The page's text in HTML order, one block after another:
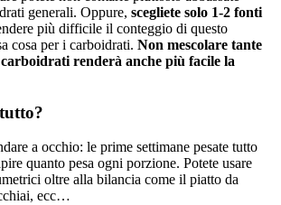
generali. Oppure, scegliete solo 1-2 fonti
più difficile il conteggio di questo
cosa per i carboidrati. Non mescolare tante
renderà anche più facile la
a occhio: le prime settimane pesate tutto
quanto pesa ogni porzione. Potete usare
oltre alla bilancia come il piatto da
ecc…